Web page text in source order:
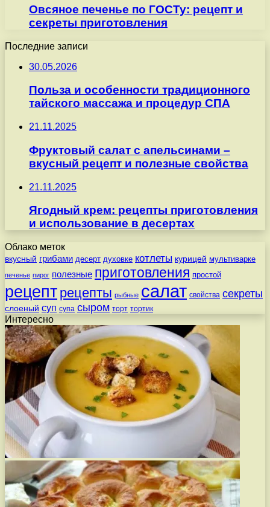
Овсяное печенье по ГОСТу: рецепт и
секреты приготовления
Последние записи
30.05.2026
Польза и особенности традиционного
тайского массажа и процедур СПА
21.11.2025
Фруктовый салат с апельсинами –
вкусный рецепт и полезные свойства
21.11.2025
Ягодный крем: рецепты приготовления
и использование в десертах
Облако меток
вкусный грибами десерт духовке котлеты курицей мультиварке
печенье пирог полезные приготовления простой
рецепт рецепты рыбные салат свойства секреты
слоеный суп супа сыром торт тортик
Интересно